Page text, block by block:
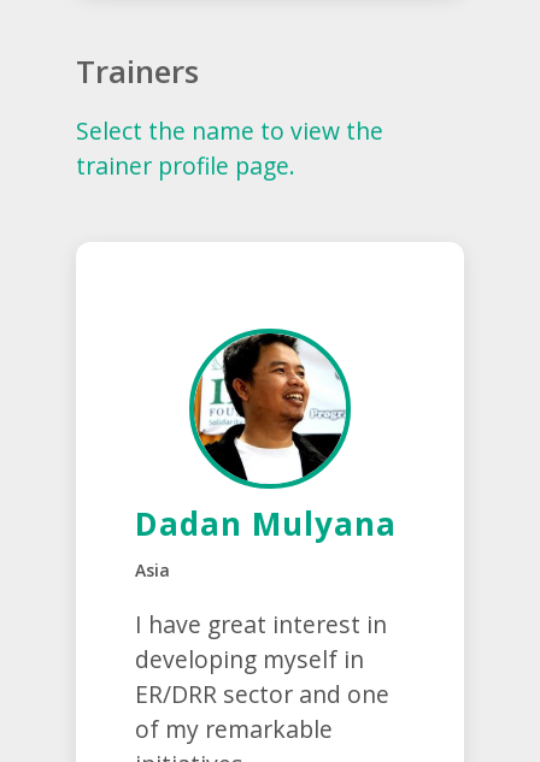
Trainers
Select the name to view the
trainer profile page.
Dadan Mulyana
Asia
I have great interest in
developing myself in
ER/DRR sector and one
of my remarkable